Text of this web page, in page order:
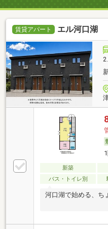
賃貸アパート エル河口湖
新築
バス・トイレ別
河口湖で始める、ち